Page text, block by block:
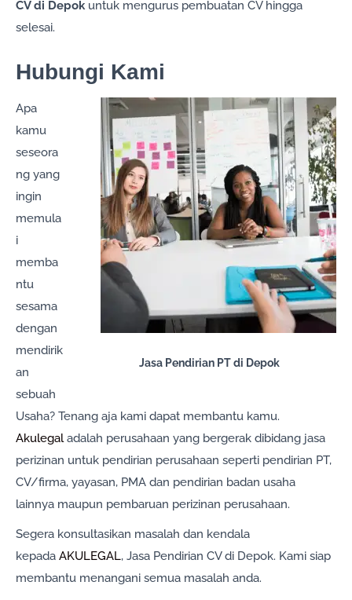
CV di Depok untuk mengurus pembuatan CV hingga
selesai.
Hubungi Kami
Jasa Pendirian PT di Depok
Apa
kamu
seseora
ng yang
ingin
memula
i
memba
ntu
sesama
dengan
mendirik
an
sebuah
Usaha? Tenang aja kami dapat membantu kamu.
Akulegal adalah perusahaan yang bergerak dibidang jasa
perizinan untuk pendirian perusahaan seperti pendirian PT,
CV/firma, yayasan, PMA dan pendirian badan usaha
lainnya maupun pembaruan perizinan perusahaan.
Segera konsultasikan masalah dan kendala
kepada AKULEGAL, Jasa Pendirian CV di Depok. Kami siap
membantu menangani semua masalah anda.